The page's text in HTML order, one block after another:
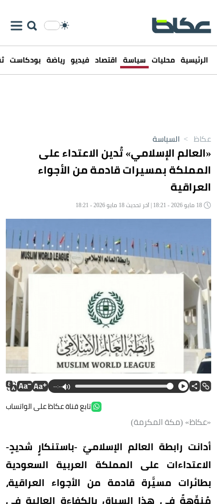
الرئيسية محليات سياسة اقتصاد فيديو رياضة بودكاست
عكاظ > السياسة
«العالم الإسلامي» تُدين الاعتداء على
المملكة بمسيرات قادمة من الأجواء
العراقية
--:--
تابع قناة عكاظ على الواتساب
«عكاظ» (مكة المكرمة)
أدانت رابطة العالم الإسلاميّ -باستنكارٍ شديدٍ-
الاعتداءات على المملكة العربية السعودية
بطائرات مسيَّرة قادمة من الأجواء العراقية،